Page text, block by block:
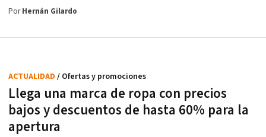
PorHernán Gilardo
Llega una marca de ropa con precios
bajos y descuentos de hasta 60% para la
apertura
ACTUALIDAD / Ofertas y promociones